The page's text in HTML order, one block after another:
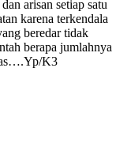
arisan setiap satu
karena terkendala
beredar tidak
berapa jumlahnya
K3